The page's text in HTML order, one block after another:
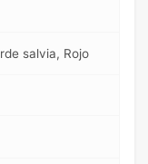
salvia, Rojo